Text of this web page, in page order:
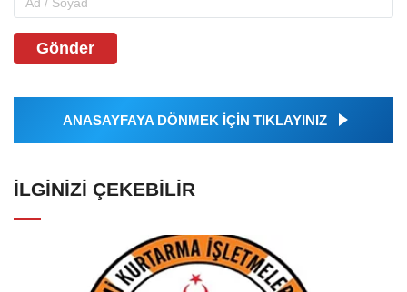
Gönder
ANASAYFAYA DÖNMEK İÇİN TIKLAYINIZ
İLGINIZI ÇEKEBILIR